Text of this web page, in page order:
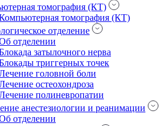
томография (КТ)
томография (КТ)
отделение
отделении
затылочного нерва
триггерных точек
головной боли
остеохондроза
полиневропатии
анестезиологии и реанимации
отделении